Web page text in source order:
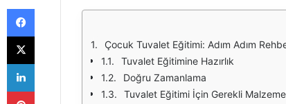
Çocuk Tuvalet Eğitimi: Adım Adım
Tuvalet Eğitimine Hazırlık
Doğru Zamanlama
Tuvalet Eğitimi İçin Gerekli
Facebook
X
LinkedIn
Pinterest